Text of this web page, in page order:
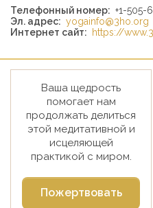
Телефонный номер: +1-505-
Эл. адрес: yogainfo@3ho.org
Интернет сайт:
https://
Ваша щедрость
помогает нам
продолжать делиться
этой медитативной и
исцеляющей
практикой с миром.
Пожертвовать